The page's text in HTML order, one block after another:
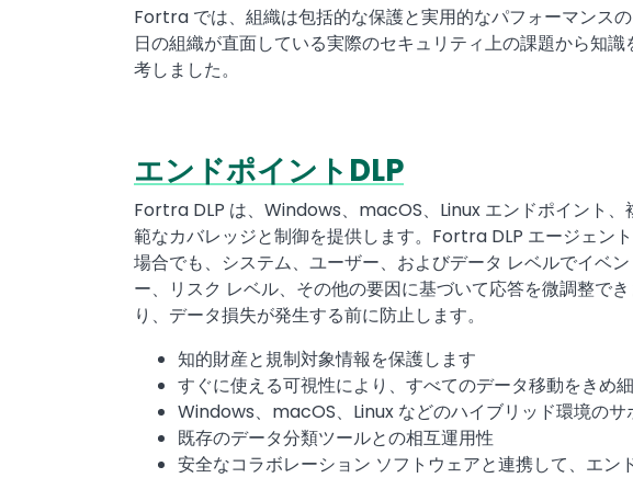
Fortra では、組織は包括的な保護と実用的なパフォーマンス
日の組織が直面している実際のセキュリティ上の課題から知識
考しました。
Text
エンドポイントDLP
Fortra DLP は、Windows、macOS、Linux エンドポイント
範なカバレッジと制御を提供します。Fortra DLP エージェン
場合でも、システム、ユーザー、およびデータ レベルでイベ
ー、リスク レベル、その他の要因に基づいて応答を微調整で
り、データ損失が発生する前に防止します。
知的財産と規制対象情報を保護します
すぐに使える可視性により、すべてのデータ移動をきめ細
Windows、macOS、Linux などのハイブリッド環境のサ
既存のデータ分類ツールとの相互運用性
安全なコラボレーション ソフトウェアと連携して、エン